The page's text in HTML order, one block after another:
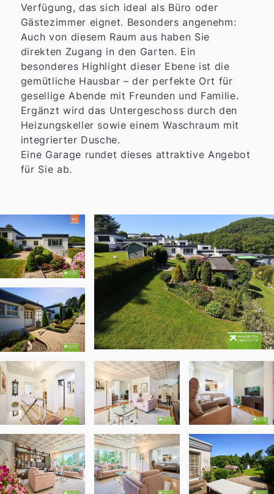
Verfügung, das sich ideal als Büro oder
Gästezimmer eignet. Besonders angenehm:
Auch von diesem Raum aus haben Sie
direkten Zugang in den Garten. Ein
besonderes Highlight dieser Ebene ist die
gemütliche Hausbar – der perfekte Ort für
gesellige Abende mit Freunden und Familie.
Ergänzt wird das Untergeschoss durch den
Heizungskeller sowie einem Waschraum mit
integrierter Dusche.
Eine Garage rundet dieses attraktive Angebot
für Sie ab.